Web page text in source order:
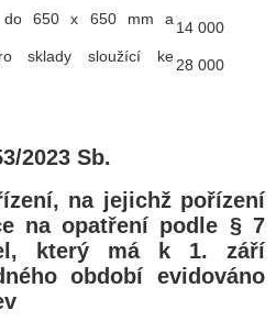
do 650 x 650 mm a 14 000
sklady sloužící ke28 000
2023 Sb.
na jejichž pořízení
na opatření podle § 7
který má k 1. září
období evidováno